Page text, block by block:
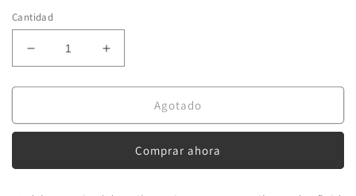
Cantidad
Reducir
cantidad
para
de
4425
Aumentar
cantidad
para
de
4425
Agotado
Comprar ahora